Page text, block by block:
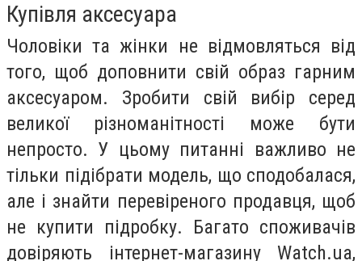
Купівля аксесуара
Чоловіки та жінки не відмовляться від
того, щоб доповнити свій образ гарним
аксесуаром. Зробити свій вибір серед
великої різноманітності може бути
непросто. У цьому питанні важливо не
тільки підібрати модель, що сподобалася,
але і знайти перевіреного продавця, щоб
не купити підробку. Багато споживачів
довіряють інтернет-магазину Watch.ua,